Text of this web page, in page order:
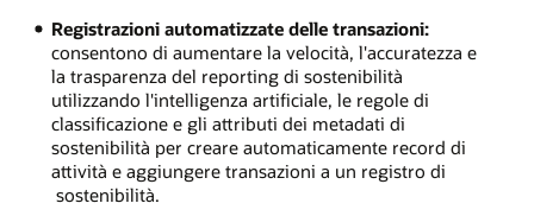
Registrazioni automatizzate delle transazioni:
consentono di aumentare la velocità, l'accuratezza e
la trasparenza del reporting di sostenibilità
utilizzando l'intelligenza artificiale, le regole di
classificazione e gli attributi dei metadati di
sostenibilità per creare automaticamente record di
attività e aggiungere transazioni a un registro di
sostenibilità.